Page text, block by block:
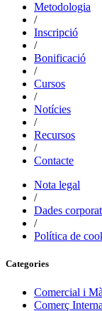
Metodologia
/
Inscripció
/
Bonificació
/
Cursos
/
Notícies
/
Recursos
/
Contacte
Nota legal
/
Dades
/
Política de
Categories
Comercial i
Comerç